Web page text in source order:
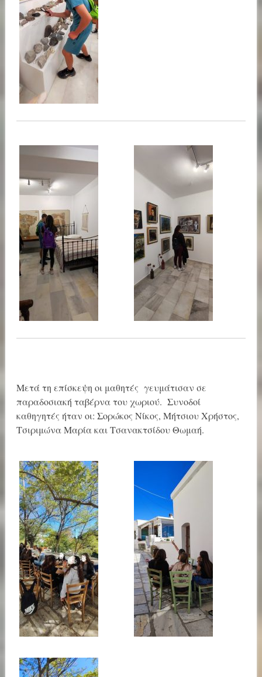
Μετά τη επίσκεψη οι μαθητές γευμάτισαν σε
παραδοσιακή ταβέρνα του χωριού. Συνοδοί
καθηγητές ήταν οι: Σορώκος Νίκος, Μήτσιου Χρήστος,
Τσιριμώνα Μαρία και Τσανακτσίδου Θωμαή.